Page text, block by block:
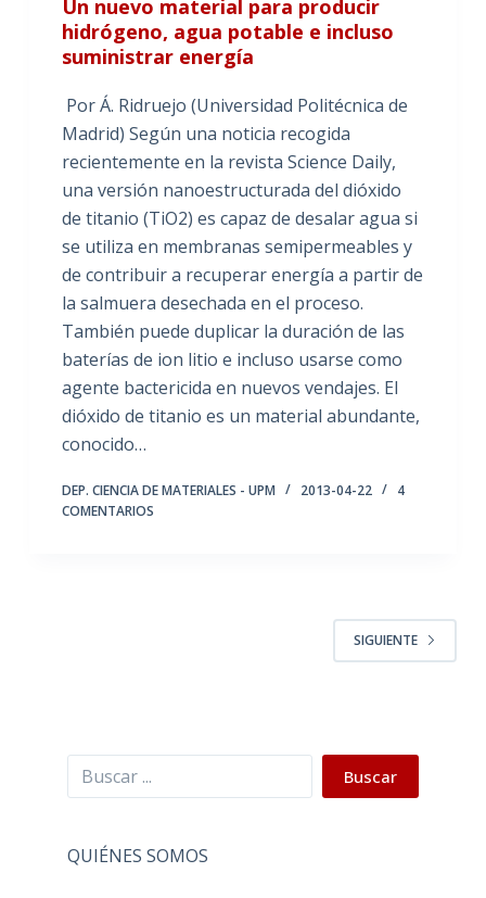
Un nuevo material para producir
hidrógeno, agua potable e incluso
suministrar energía
Por Á. Ridruejo (Universidad Politécnica de
Madrid) Según una noticia recogida
recientemente en la revista Science Daily,
una versión nanoestructurada del dióxido
de titanio (TiO2) es capaz de desalar agua si
se utiliza en membranas semipermeables y
de contribuir a recuperar energía a partir de
la salmuera desechada en el proceso.
También puede duplicar la duración de las
baterías de ion litio e incluso usarse como
agente bactericida en nuevos vendajes. El
dióxido de titanio es un material abundante,
conocido…
DEP. CIENCIA DE MATERIALES - UPM 2013-04-22
4
COMENTARIOS
SIGUIENTE
Buscar Buscar
QUIÉNES SOMOS